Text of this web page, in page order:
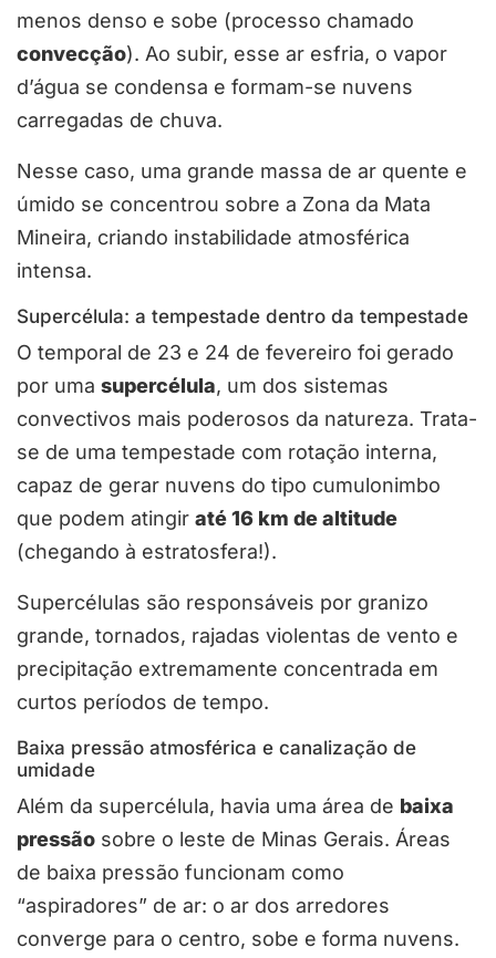
menos denso e sobe (processo chamado
convecção). Ao subir, esse ar esfria, o vapor
d’água se condensa e formam-se nuvens
carregadas de chuva.
Nesse caso, uma grande massa de ar quente e
úmido se concentrou sobre a Zona da Mata
Mineira, criando instabilidade atmosférica
intensa.
Supercélula: a tempestade dentro da tempestade
O temporal de 23 e 24 de fevereiro foi gerado
por uma supercélula, um dos sistemas
convectivos mais poderosos da natureza. Trata-
se de uma tempestade com rotação interna,
capaz de gerar nuvens do tipo cumulonimbo
que podem atingir até 16 km de altitude
(chegando à estratosfera!).
Supercélulas são responsáveis por granizo
grande, tornados, rajadas violentas de vento e
precipitação extremamente concentrada em
curtos períodos de tempo.
Baixa pressão atmosférica e canalização de
umidade
Além da supercélula, havia uma área de baixa
pressão sobre o leste de Minas Gerais. Áreas
de baixa pressão funcionam como
“aspiradores” de ar: o ar dos arredores
converge para o centro, sobe e forma nuvens.